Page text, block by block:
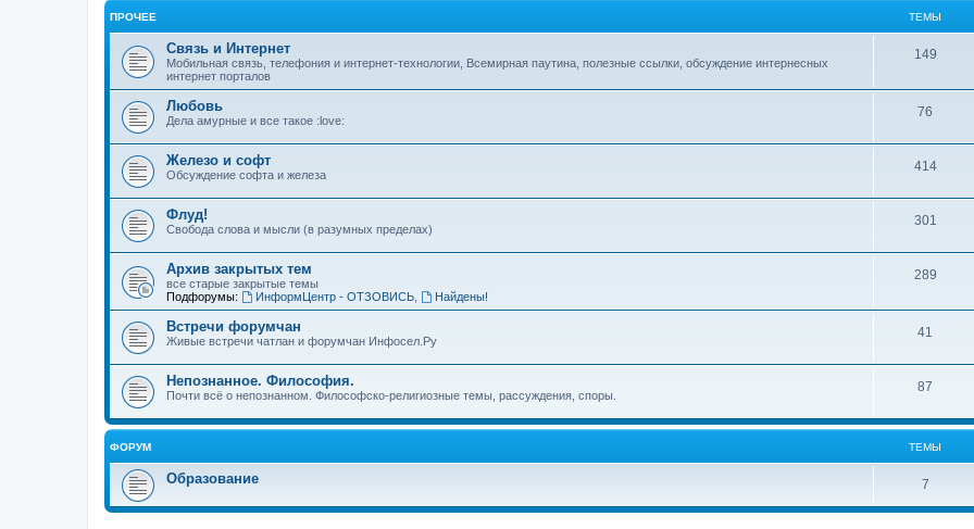
ПРОЧЕЕ ТЕМЫ
Связь и Интернет
Мобильная связь, телефония и интернет-технологии, Всемирная паутина, полезные ссылки, обсуждение интернесных
интернет порталов
149
Любовь
Дела амурные и все такое :love:
76
Железо и софт
Обсуждение софта и железа
414
Флуд!
Свобода слова и мысли (в разумных пределах)
301
Архив закрытых тем
все старые закрытые темы
Подфорумы:
ИнформЦентр - ОТЗОВИСЬ, Найдены!
289
Встречи форумчан
Живые встречи чатлан и форумчан Инфосел.Ру
41
Непознанное. Философия.
Почти всё о непознанном. Философско-религиозные темы, рассуждения, споры.
87
ФОРУМ ТЕМЫ
Образование 7